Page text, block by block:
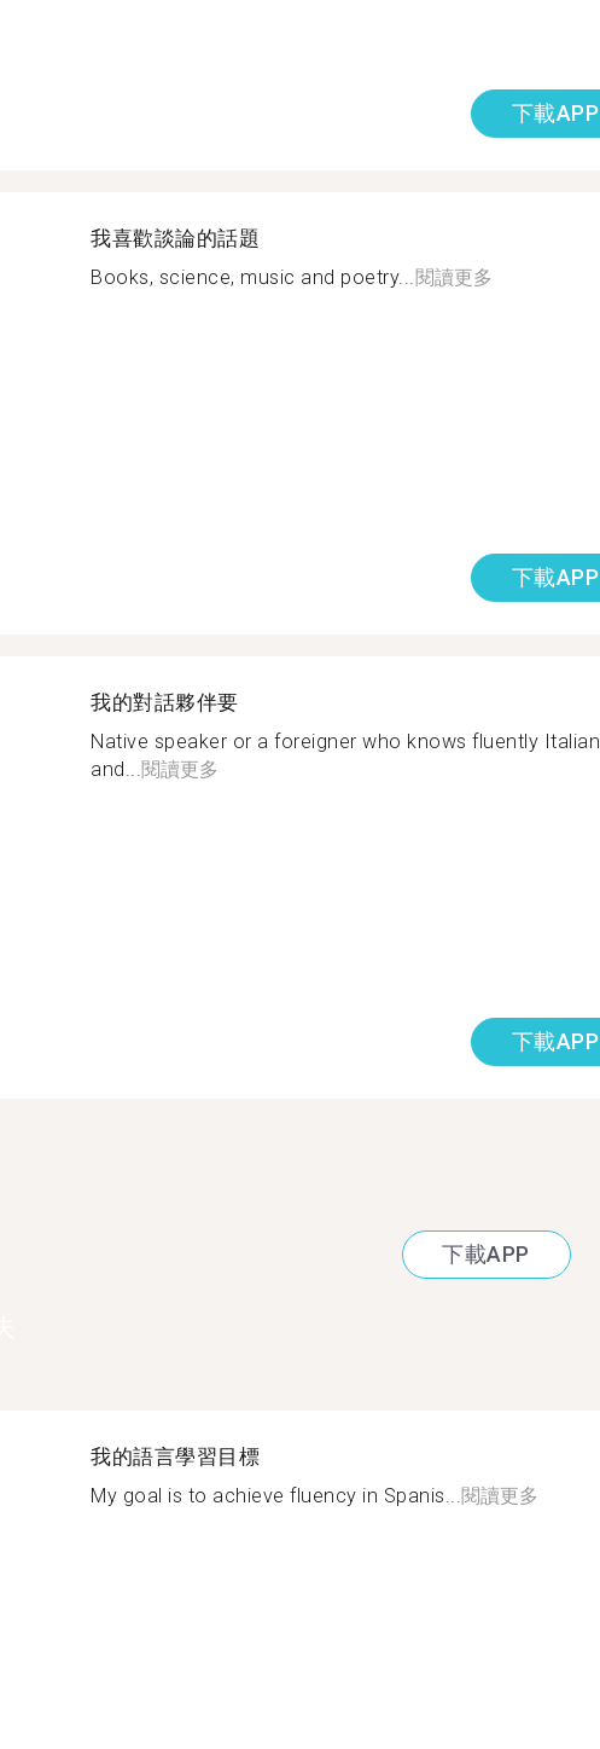
下載APP
我喜歡談論的話題
Books, science, music and poetry...閱讀更多
下載APP
我的對話夥伴要
Native speaker or a foreigner who knows fluently Italian
and...閱讀更多
下載APP
下載APP
我的語言學習目標
My goal is to achieve fluency in Spanis... 閱讀更多